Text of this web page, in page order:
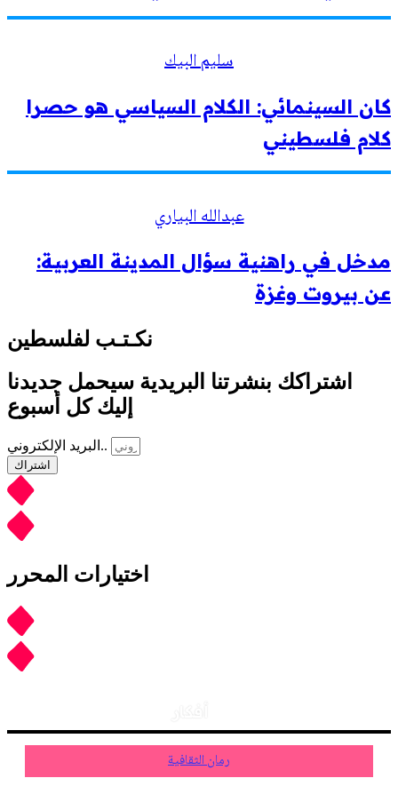
سليم البيك
كان السينمائي: الكلام السياسي هو حصرا
كلام فلسطيني
عبدالله البياري
مدخل في راهنية سؤال المدينة العربية:
عن بيروت وغزة
نكـتـب لفلسطين
اشتراكك بنشرتنا البريدية سيحمل جديدنا
إليك كل أسبوع
البريد الإلكتروني..
اشتراك
اختيارات المحرر
رمان الثقافية